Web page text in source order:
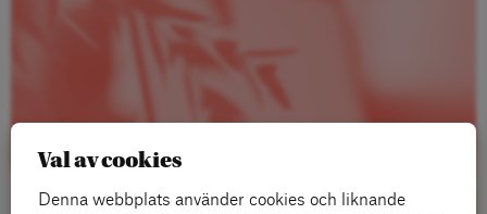
Val av cookies
Denna webbplats använder cookies och liknande